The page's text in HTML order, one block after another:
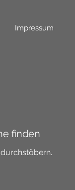
Impressum
finden